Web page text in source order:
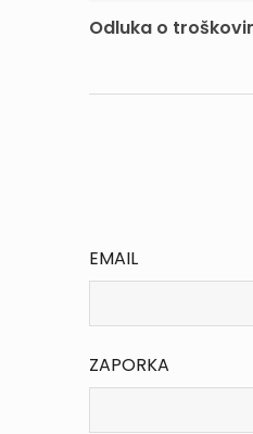
Odluka o
EMAIL
ZAPORKA